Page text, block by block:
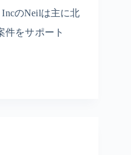
のNeilは主に北
件をサポート